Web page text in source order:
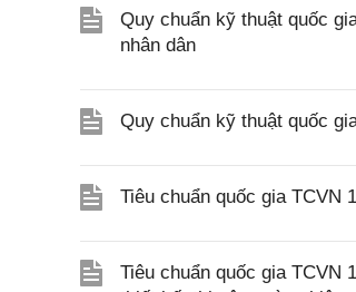
Quy chuẩn kỹ thuật quốc
nhân dân
Quy chuẩn kỹ thuật quốc
Tiêu chuẩn quốc gia TCVN
Tiêu chuẩn quốc gia TCVN